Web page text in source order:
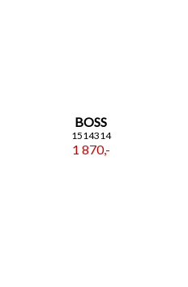
BOSS
1514314
1 870,-